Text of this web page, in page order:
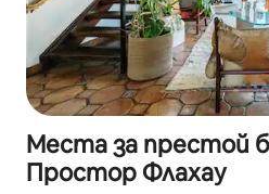
Места за престой
Простор Флахау